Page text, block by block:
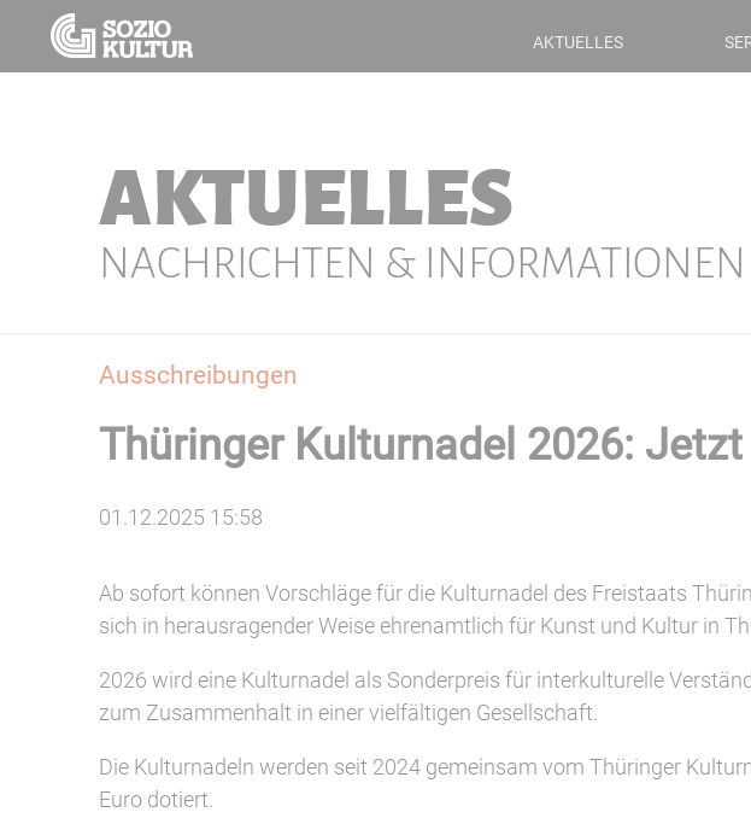
AKTUELLES
AKTUELLES
NACHRICHTEN & INFORMATIONEN
Ausschreibungen
Thüringer Kulturnadel 2026:
01.12.2025 15:58
Ab sofort können Vorschläge für die Kulturnadel des Freistaats
sich in herausragender Weise ehrenamtlich für Kunst und Kultur in
2026 wird eine Kulturnadel als Sonderpreis für interkulturelle
zum Zusammenhalt in einer vielfältigen Gesellschaft.
Die Kulturnadeln werden seit 2024 gemeinsam vom Thüringer
Euro dotiert.